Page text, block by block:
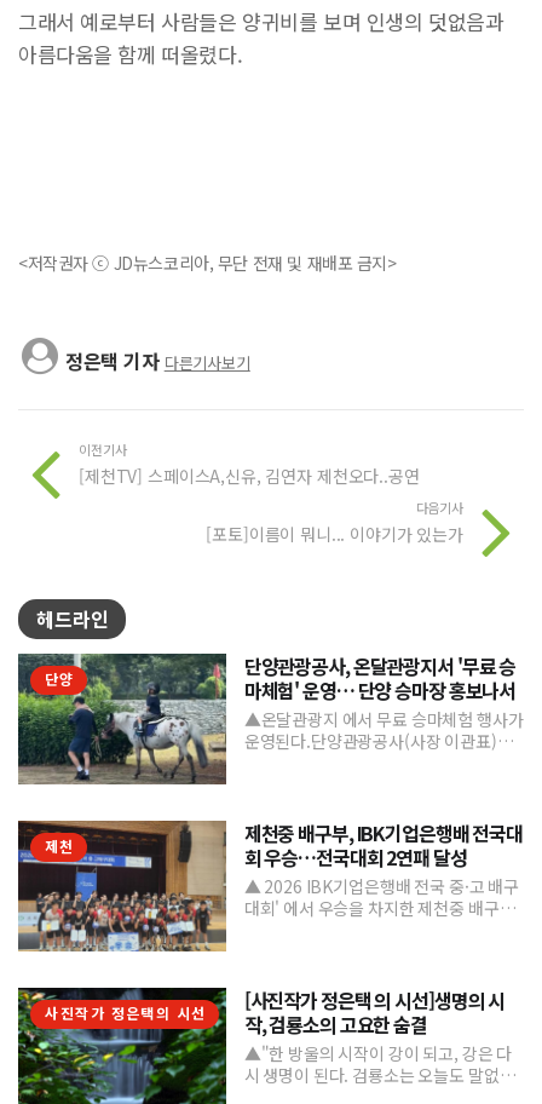
그래서 예로부터 사람들은 양귀비를 보며 인생의 덧없음과
아름다움을 함께 떠올렸다.
<저작권자 ⓒ JD뉴스코리아, 무단 전재 및 재배포 금지>
정은택 기자 다른기사보기
이전기사
[제천TV] 스페이스A,신유, 김연자 제천오다..공연
다음기사
[포토]이름이 뭐니... 이야기가 있는가
헤드라인
단양
단양관광공사, 온달관광지서 '무료 승
마체험' 운영… 단양 승마장 홍보나서
▲온달관광지 에서 무료 승마체험 행사가
운영된다.단양관광공사(사장 이관표)가
제천
제천중 배구부, IBK기업은행배 전국대
회 우승…전국대회 2연패 달성
▲ 2026 IBK기업은행배 전국 중·고 배구
대회' 에서 우승을 차지한 제천중 배구부.
사진작가 정은택의 시선
[사진작가 정은택 의 시선]생명의 시
작, 검룡소의 고요한 숨결
▲"한 방울의 시작이 강이 되고, 강은 다
시 생명이 된다. 검룡소는 오늘도 말없이